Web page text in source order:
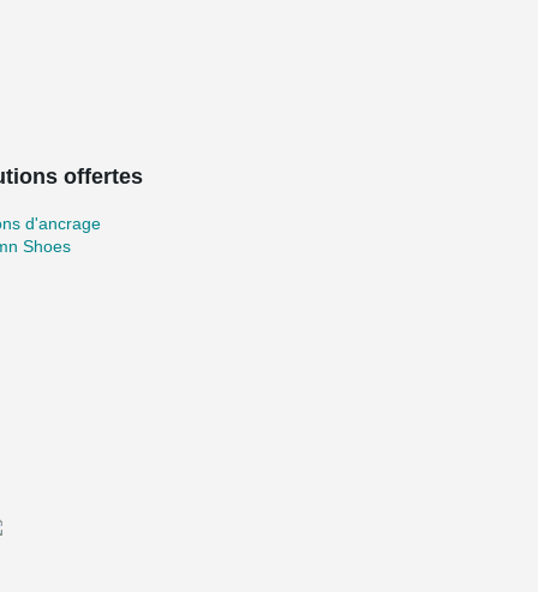
offertes
d'ancrage
Shoes